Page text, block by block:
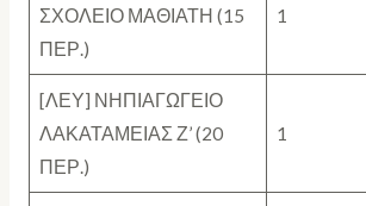
ΣΧΟΛΕΙΟ ΜΑΘΙΑΤΗ (15
ΠΕΡ.)
1
[ΛΕΥ] ΝΗΠΙΑΓΩΓΕΙΟ
ΛΑΚΑΤΑΜΕΙΑΣ Ζ’ (20
ΠΕΡ.)
1